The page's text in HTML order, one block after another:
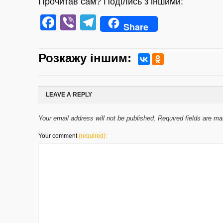
Facebook
ViberTelegram
Share
Розкажу iншим:
LEAVE A REPLY
Your email address will not be published. Required fields are
Your comment(required):